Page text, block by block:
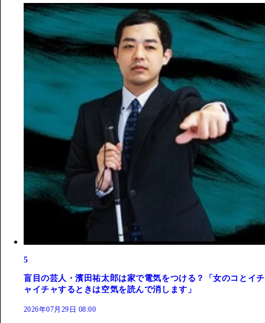
5
盲目の芸人・濱田祐太郎は家で電気をつける？「女のコとイチ
ャイチャするときは空気を読んで消します」
2026年07月29日 08:00